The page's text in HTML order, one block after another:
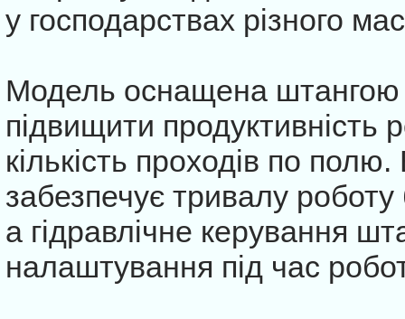
у господарствах різного
Модель оснащена
підвищити продуктивність
кількість проходів по
забезпечує тривалу
а гідравлічне керування
налаштування під час